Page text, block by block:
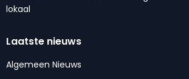
lokaal
Laatste nieuws
Algemeen Nieuws